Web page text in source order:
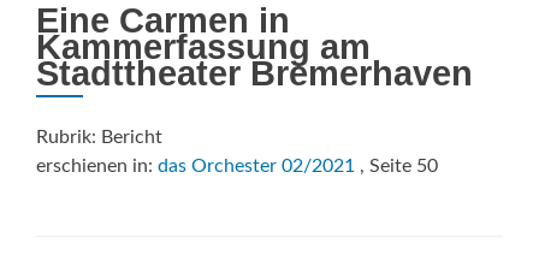
Eine Carmen in
Kammerfassung am
Stadttheater Bremerhaven
Rubrik: Bericht
erschienen in: das Orchester 02/2021 , Seite 50